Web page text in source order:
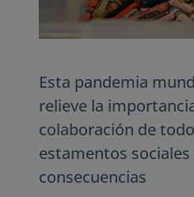
Esta pandemia
relieve la
colaboración de
estamentos
consecuencias